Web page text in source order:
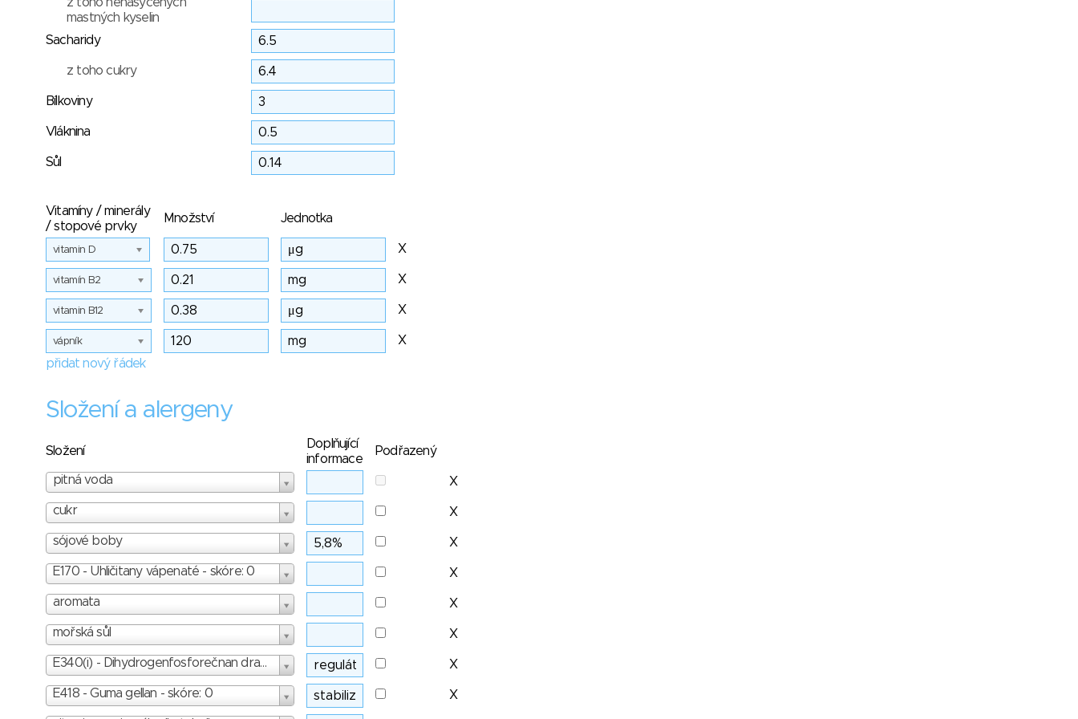
mastných kyselin
Sacharidy
z toho cukry
Bílkoviny
Vláknina
Sůl
Vitamíny / minerály
/ stopové prvky
Množství Jednotka
vitamin D X
vitamín B2 X
vitamin B12 X
vápník
X
přidat nový řádek
Složení a alergeny
Složení
Doplňující
informace
Podřazený
pitná voda X
cukr X
sójové boby X
E170 - Uhličitany vápenaté - skóre: 0 X
aromata X
mořská sůl X
E340(i) - Dihydrogenfosforečnan draselný - skóre: 2 X
E418 - Guma gellan - skóre: 0 X